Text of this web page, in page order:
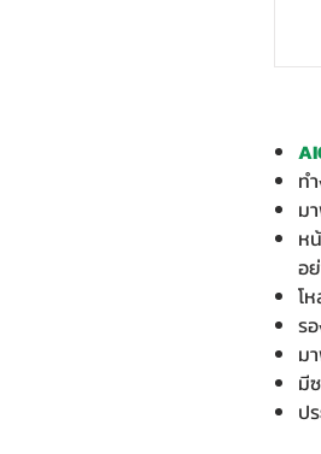
ท
ม
ห
อ
โ
ร
ม
มี
ป